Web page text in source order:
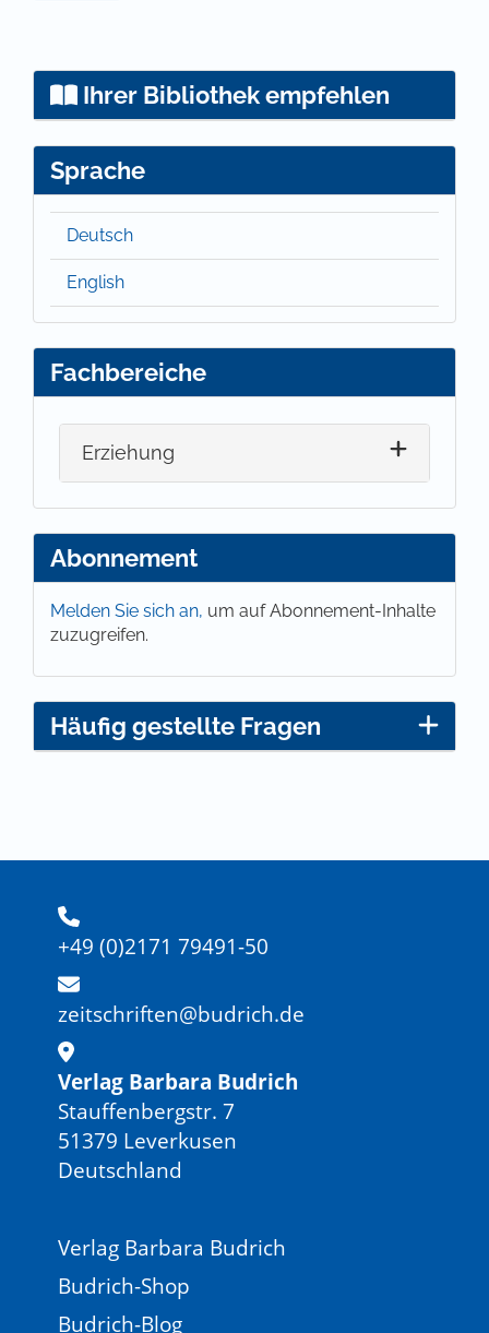
Ihrer Bibliothek empfehlen
Sprache
Deutsch
English
Fachbereiche
Erziehung
Abonnement
Melden Sie sich an, um auf Abonnement-Inhalte
zuzugreifen.
Häufig gestellte Fragen
+49 (0)2171 79491-50
zeitschriften@budrich.de
Verlag Barbara Budrich
Stauffenbergstr. 7
51379 Leverkusen
Deutschland
Verlag Barbara Budrich
Budrich-Shop
Budrich-Blog